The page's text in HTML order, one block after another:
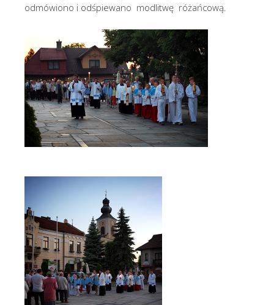
odmówiono i odśpiewano modlitwę różańcową.